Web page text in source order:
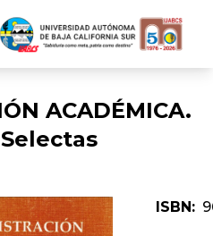
ACADÉMICA.
ISBN: